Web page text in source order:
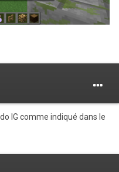
IG comme indiqué dans le